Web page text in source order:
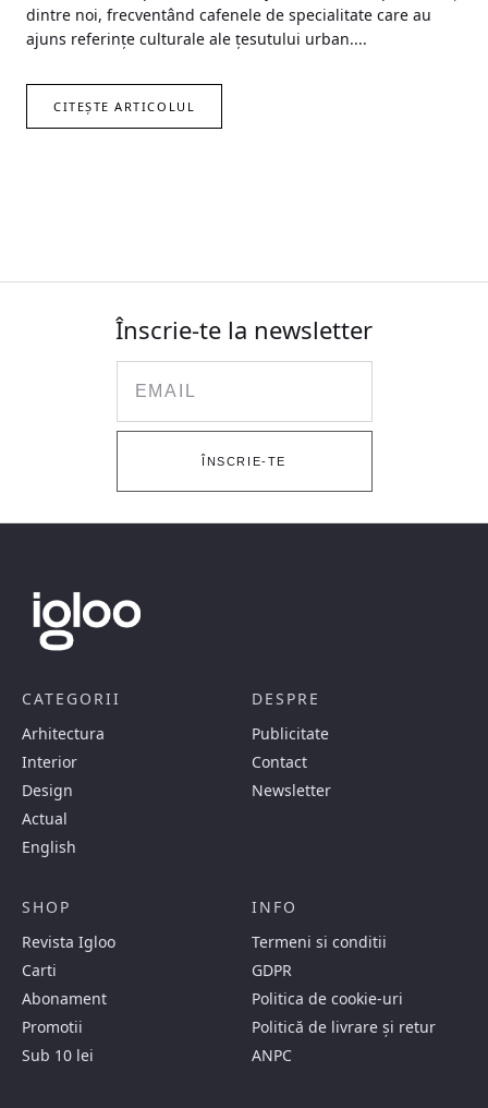
dintre noi, frecventând cafenele de specialitate care au
ajuns referințe culturale ale țesutului urban....
CITEȘTE ARTICOLUL
Înscrie-te la newsletter
ÎNSCRIE-TE
CATEGORII
Arhitectura
Interior
Design
Actual
English
DESPRE
Publicitate
Contact
Newsletter
SHOP
Revista Igloo
Carti
Abonament
Promotii
Sub 10 lei
INFO
Termeni si conditii
GDPR
Politica de cookie-uri
Politică de livrare și retur
ANPC